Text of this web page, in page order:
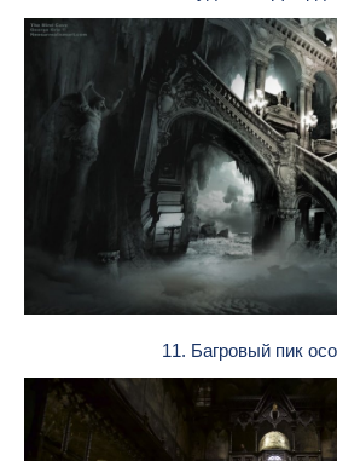
11. Багровый пик